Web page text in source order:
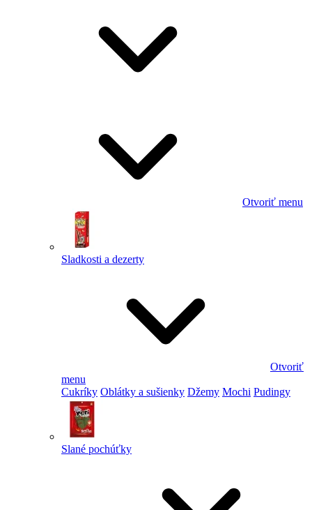
Otvoriť menu
Sladkosti a dezerty
Otvoriť
menu
Cukríky Oblátky a sušienky Džemy Mochi Pudingy
Slané pochúťky